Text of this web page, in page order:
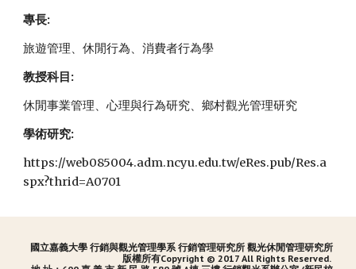
專長:
旅遊管理、休閒行為、消費者行為學
教授科目:
休閒事業管理、心理與行為研究、鄉村觀光管理研究
學術研究:
https://web085004.adm.ncyu.edu.tw/eRes.pub/Res.a
spx?thrid=A0701
國立嘉義大學 行銷與觀光管理學系 行銷管理研究所 觀光休閒管理研究所
版權所有Copyright © 2017 All Rights Reserved.